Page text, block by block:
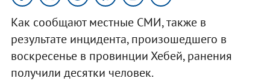
Как сообщают местные СМИ, также в
результате инцидента, произошедшего в
воскресенье в провинции Хебей, ранения
получили десятки человек.